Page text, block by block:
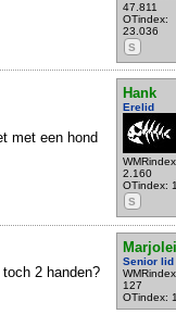
47.811
OTindex:
23.036
S
Hank
Erelid
2.160
OTindex:
S
met een hond
Senior lid
127
OTindex:
2 handen?